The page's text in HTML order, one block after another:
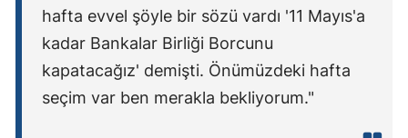
hafta evvel şöyle bir sözü vardı '11 Mayıs'a
kadar Bankalar Birliği Borcunu
kapatacağız' demişti. Önümüzdeki hafta
seçim var ben merakla bekliyorum."